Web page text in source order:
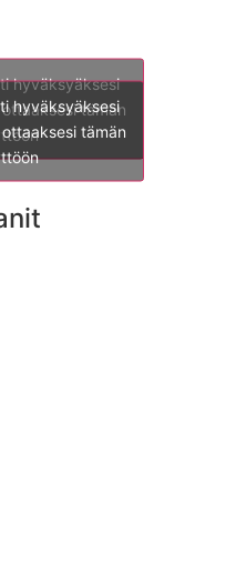
hyväksyäksesi
tämän
hyväksyäksesi
tämän